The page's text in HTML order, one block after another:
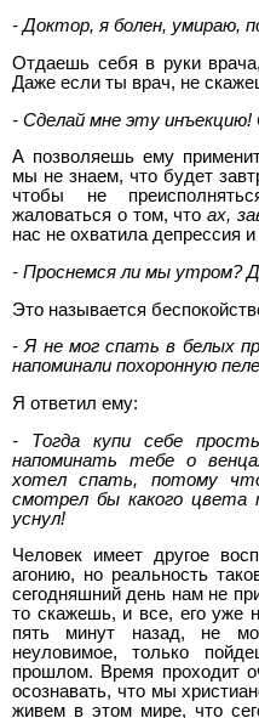
- Доктор, я болен, умираю,
Отдаешь себя в руки
Даже если ты врач, не
- Сделай мне эту
А позволяешь ему
мы не знаем, что будет
чтобы не
жаловаться о том, чтоах,
нас не охватила депрессия и
- Проснемся ли мы утром?
Это называется
- Я не мог спать в белых
напоминали похоронную
Я ответил ему:
- Тогда купи себе
напоминать тебе о
хотел спать, потому
смотрел бы какого цвета
уснул!
Человек имеет другое
агонию, но реальность
сегодняшний день нам не
то скажешь, и все, его уже
пять минут назад, не
неуловимое, только
прошлом. Время проходит
осознавать, что мы
живем в этом мире, что